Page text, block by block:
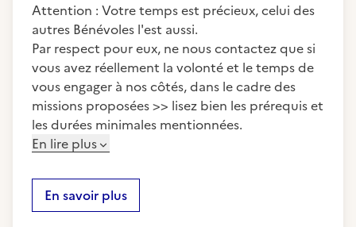
Attention : Votre temps est précieux, celui des
autres Bénévoles l'est aussi.
Par respect pour eux, ne nous contactez que si
vous avez réellement la volonté et le temps de
vous engager à nos côtés, dans le cadre des
missions proposées >> lisez bien les prérequis et
les durées minimales mentionnées.
En lire plus
En savoir plus